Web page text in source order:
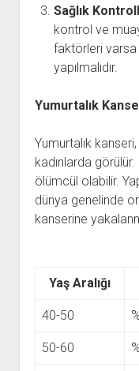
Sağlık
kontrol ve
faktörleri
yapılmalıdır.
Yumurtalık
Yumurtalık
kadınlarda
ölümcül olabilir.
dünya genelinde
kanserine
Yaş Aralığı
40-50
50-60